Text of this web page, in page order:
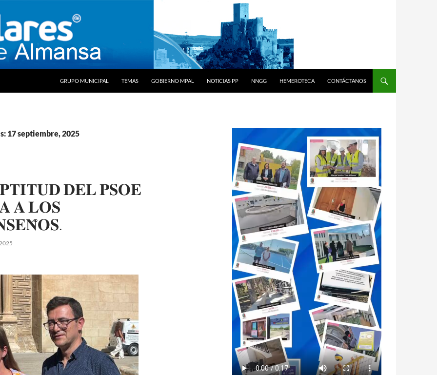
GRUPO MUNICIPAL
TEMAS GOBIERNO MPAL NOTICIAS PP NNGG HEMEROTECA CONTÁCTANOS
17 septiembre, 2025
𝐃𝐄𝐋 𝐏𝐒𝐎𝐄
𝐀 𝐋𝐎𝐒